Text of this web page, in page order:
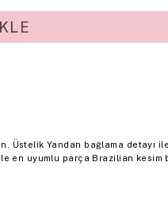
Üstelik Yandan bağlama detayı
en uyumlu parça Brazilian kesim